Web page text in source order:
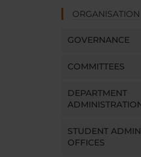
ORGANISATION
GOVERNANCE
COMMITTEES
DEPARTMENT
STUDENT
OFFICES